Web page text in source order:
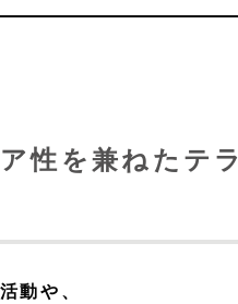
性を兼ねたテラ
動や、